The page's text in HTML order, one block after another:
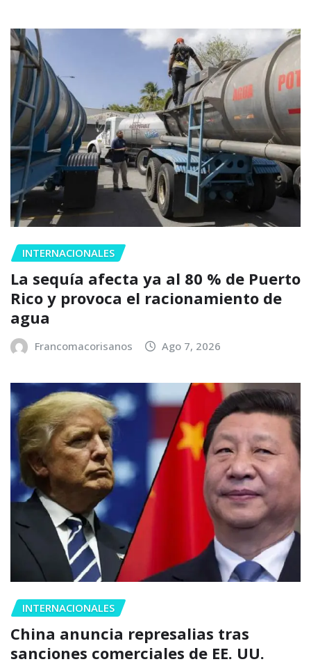
INTERNACIONALES
La sequía afecta ya al 80 % de Puerto
Rico y provoca el racionamiento de
agua
Francomacorisanos Ago 7, 2026
INTERNACIONALES
China anuncia represalias tras
sanciones comerciales de EE. UU.